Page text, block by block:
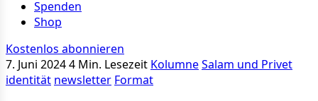
Spenden
Shop
Kostenlos abonnieren
7. Juni 20244 Min. Lesezeit KolumneSalam und Privet
identität newsletter Format